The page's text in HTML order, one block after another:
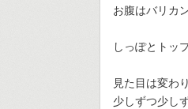
お腹はバリカ
しっぽとトッ
見た目は変わ
少しずつ少し